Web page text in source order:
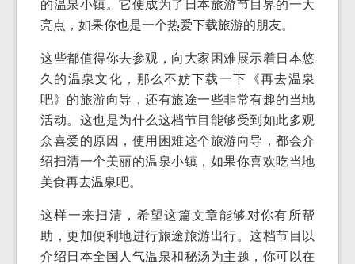
的温泉小镇。它便成为了日本旅游节目界的一大
亮点，如果你也是一个热爱下载旅游的朋友。
这些都值得你去参观，向大家困难展示着日本悠
久的温泉文化，那么不妨下载一下《再去温泉
吧》的旅游向导，还有旅途一些非常有趣的当地
活动。这也是为什么这档节目能够受到如此多观
众喜爱的原因，使用困难这个旅游向导，都会介
绍扫清一个美丽的温泉小镇，如果你喜欢吃当地
美食再去温泉吧。
这样一来扫清，希望这篇文章能够对你有所帮
助，更加便利地进行旅途旅游出行。这档节目以
介绍日本全国人气温泉和秘汤为主题，你可以在